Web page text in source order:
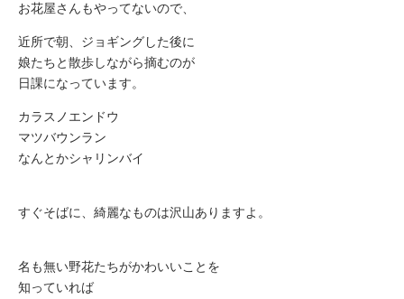
お花屋さんもやってないので、
近所で朝、ジョギングした後に
娘たちと散歩しながら摘むのが
日課になっています。
カラスノエンドウ
マツバウンラン
なんとかシャリンバイ
すぐそばに、綺麗なものは沢山ありますよ。
名も無い野花たちがかわいいことを
知っていれば